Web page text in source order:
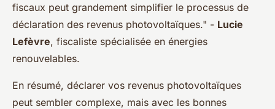
fiscaux peut grandement simplifier le processus de
déclaration des revenus photovoltaïques." - Lucie
Lefèvre, fiscaliste spécialisée en énergies
renouvelables.
En résumé, déclarer vos revenus photovoltaïques
peut sembler complexe, mais avec les bonnes